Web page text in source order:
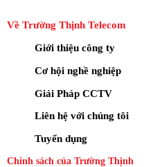
Về Trường Thịnh Telecom
Giới thiệu công ty
Cơ hội nghề nghiệp
Giải Pháp CCTV
Liên hệ với chúng tôi
Tuyển dụng
Chính sách của Trường Thịnh